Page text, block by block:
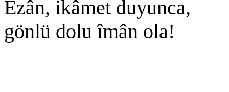
Ezân, ikâmet duyunca,
gönlü dolu îmân ola!